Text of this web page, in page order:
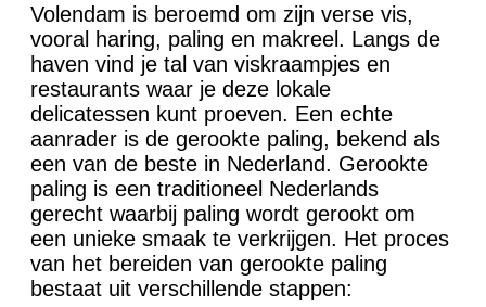
Volendam is beroemd om zijn verse vis,
vooral haring, paling en makreel. Langs de
haven vind je tal van viskraampjes en
restaurants waar je deze lokale
delicatessen kunt proeven. Een echte
aanrader is de gerookte paling, bekend als
een van de beste in Nederland. Gerookte
paling is een traditioneel Nederlands
gerecht waarbij paling wordt gerookt om
een unieke smaak te verkrijgen. Het proces
van het bereiden van gerookte paling
bestaat uit verschillende stappen: